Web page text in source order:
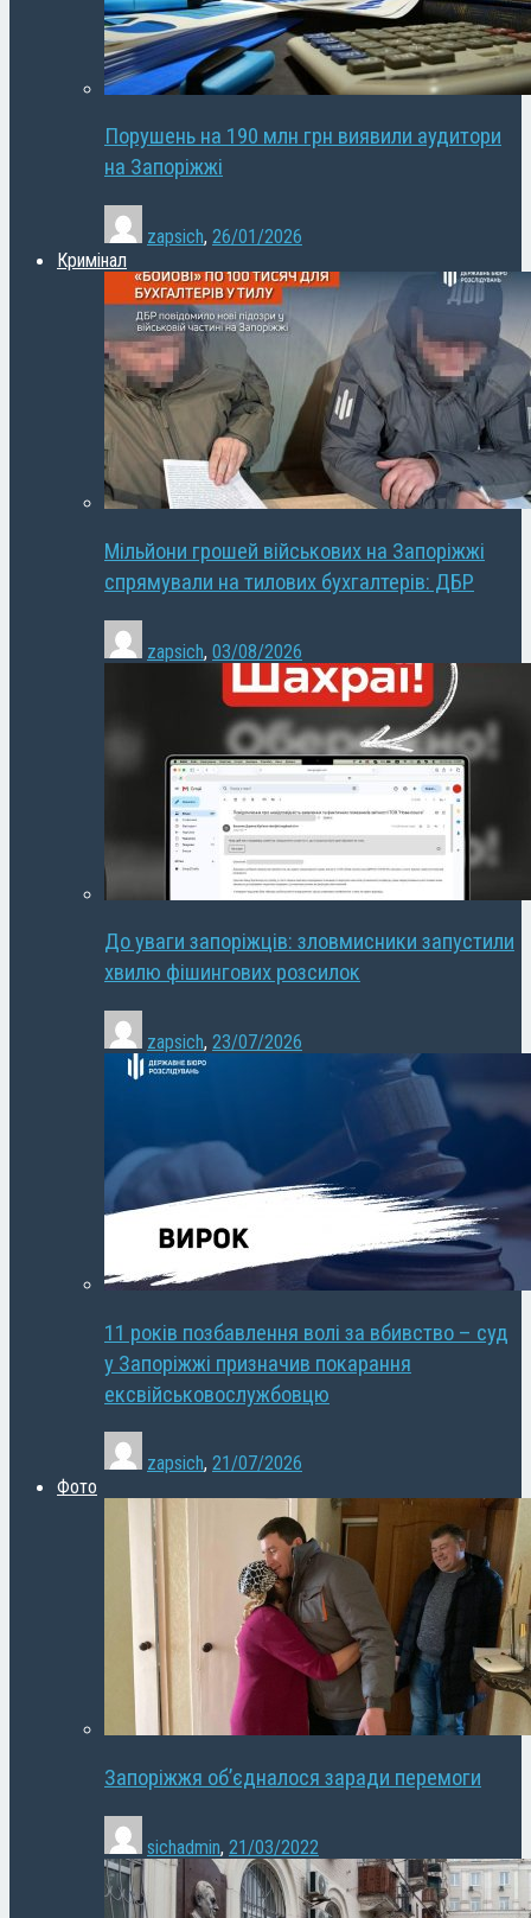
Порушень на 190 млн грн виявили аудитори
на Запоріжжі
zapsich, 26/01/2026
Кримінал
Мільйони грошей військових на Запоріжжі
спрямували на тилових бухгалтерів: ДБР
zapsich, 03/08/2026
До уваги запоріжців: зловмисники запустили
хвилю фішингових розсилок
zapsich, 23/07/2026
11 років позбавлення волі за вбивство – суд
у Запоріжжі призначив покарання
ексвійськовослужбовцю
zapsich, 21/07/2026
Фото
Запоріжжя об’єдналося заради перемоги
sichadmin, 21/03/2022